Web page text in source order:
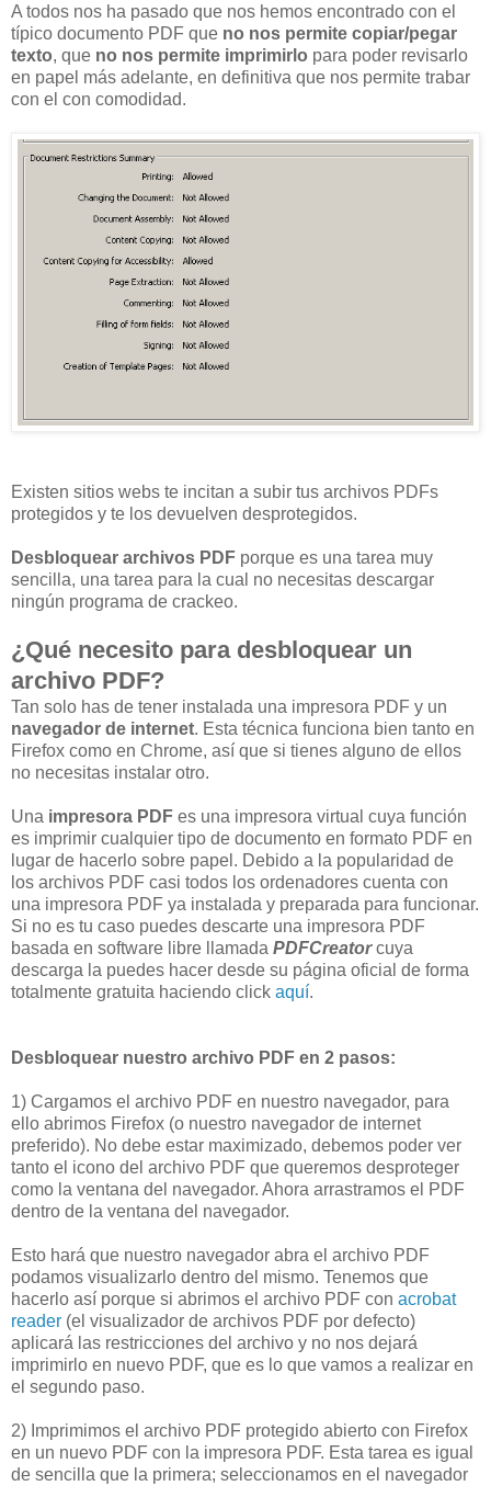
A todos nos ha pasado que nos hemos encontrado con el
típico documento PDF que no nos permite copiar/pegar
texto, que no nos permite imprimirlo para poder revisarlo
en papel más adelante, en definitiva que nos permite trabar
con el con comodidad.
Existen sitios webs te incitan a subir tus archivos PDFs
protegidos y te los devuelven desprotegidos.
Desbloquear archivos PDF porque es una tarea muy
sencilla, una tarea para la cual no necesitas descargar
ningún programa de crackeo.
¿Qué necesito para desbloquear un
archivo PDF?
Tan solo has de tener instalada una impresora PDF y un
navegador de internet. Esta técnica funciona bien tanto en
Firefox como en Chrome, así que si tienes alguno de ellos
no necesitas instalar otro.
Una impresora PDF es una impresora virtual cuya función
es imprimir cualquier tipo de documento en formato PDF en
lugar de hacerlo sobre papel. Debido a la popularidad de
los archivos PDF casi todos los ordenadores cuenta con
una impresora PDF ya instalada y preparada para funcionar.
Si no es tu caso puedes descarte una impresora PDF
basada en software libre llamada PDFCreatorcuya
descarga la puedes hacer desde su página oficial de forma
totalmente gratuita haciendo click aquí.
Desbloquear nuestro archivo PDF en 2 pasos:
1) Cargamos el archivo PDF en nuestro navegador, para
ello abrimos Firefox (o nuestro navegador de internet
preferido). No debe estar maximizado, debemos poder ver
tanto el icono del archivo PDF que queremos desproteger
como la ventana del navegador. Ahora arrastramos el PDF
dentro de la ventana del navegador.
Esto hará que nuestro navegador abra el archivo PDF
podamos visualizarlo dentro del mismo. Tenemos que
hacerlo así porque si abrimos el archivo PDF con acrobat
reader (el visualizador de archivos PDF por defecto)
aplicará las restricciones del archivo y no nos dejará
imprimirlo en nuevo PDF, que es lo que vamos a realizar en
el segundo paso.
2) Imprimimos el archivo PDF protegido abierto con Firefox
en un nuevo PDF con la impresora PDF. Esta tarea es igual
de sencilla que la primera; seleccionamos en el navegador